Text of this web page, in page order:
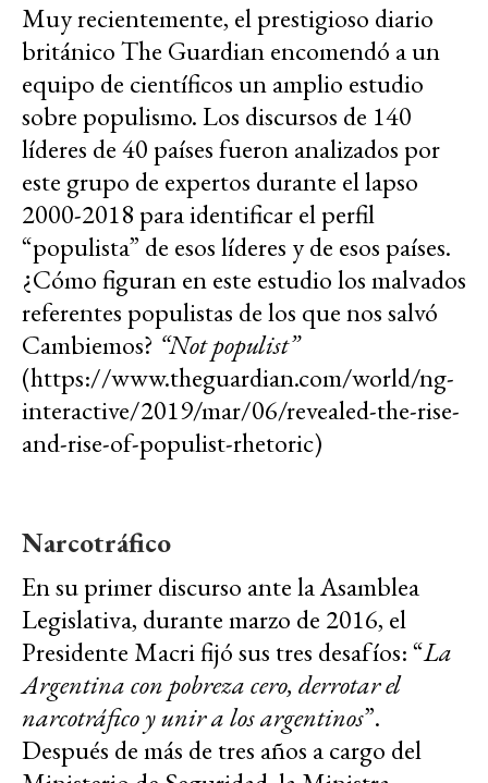
Muy recientemente, el prestigioso diario
británico The Guardian encomendó a un
equipo de científicos un amplio estudio
sobre populismo. Los discursos de 140
líderes de 40 países fueron analizados por
este grupo de expertos durante el lapso
2000-2018 para identificar el perfil
“populista” de esos líderes y de esos países.
¿Cómo figuran en este estudio los malvados
referentes populistas de los que nos salvó
Cambiemos? “Not populist”
(https://www.theguardian.com/world/ng-
interactive/2019/mar/06/revealed-the-rise-
and-rise-of-populist-rhetoric)
Narcotráfico
En su primer discurso ante la Asamblea
Legislativa, durante marzo de 2016, el
Presidente Macri fijó sus tres desafíos: “La
Argentina con pobreza cero, derrotar el
narcotráfico y unir a los argentinos”.
Después de más de tres años a cargo del